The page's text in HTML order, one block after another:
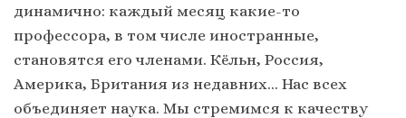
динамично: каждый месяц какие-то
профессора, в том числе иностранные,
становятся его членами. Кёльн, Россия,
Америка, Британия из недавних… Нас всех
объединяет наука. Мы стремимся к качеству